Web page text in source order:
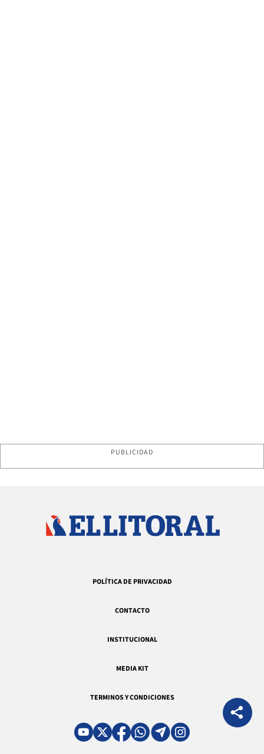
PUBLICIDAD
POLÍTICA DE PRIVACIDAD
CONTACTO
INSTITUCIONAL
MEDIA KIT
TERMINOS Y CONDICIONES